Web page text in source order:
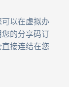
以在虚拟办
的分享码订
接连结在您